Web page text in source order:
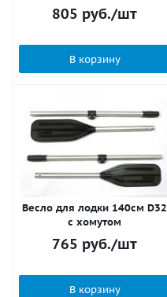
805 руб./шт
В корзину
Весло для лодки 140см D32
с хомутом
765 руб./шт
В корзину